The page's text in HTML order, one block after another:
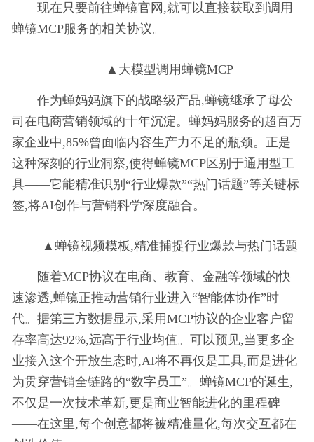
现在只要前往蝉镜官网,就可以直接获取到调用
蝉镜MCP服务的相关协议。
▲大模型调用蝉镜MCP
作为蝉妈妈旗下的战略级产品,蝉镜继承了母公
司在电商营销领域的十年沉淀。蝉妈妈服务的超百万
家企业中,85%曾面临内容生产力不足的瓶颈。正是
这种深刻的行业洞察,使得蝉镜MCP区别于通用型工
具——它能精准识别“行业爆款”“热门话题”等关键标
签,将AI创作与营销科学深度融合。
▲蝉镜视频模板,精准捕捉行业爆款与热门话题
随着MCP协议在电商、教育、 金融等领域的快
速渗透,蝉镜正推动营销行业进入“智能体协作”时
代。据第三方数据显示,采用MCP协议的企业客户留
存率高达92%,远高于行业均值。可以预见,当更多企
业接入这个开放生态时,AI将不再仅是工具,而是进化
为贯穿营销全链路的“数字员工”。蝉镜MCP的诞生,
不仅是一次技术革新,更是商业智能进化的里程碑
——在这里,每个创意都将被精准量化,每次交互都在